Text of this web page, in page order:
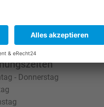
info-greiz@torbau-kraemer.de
- Donnerstag